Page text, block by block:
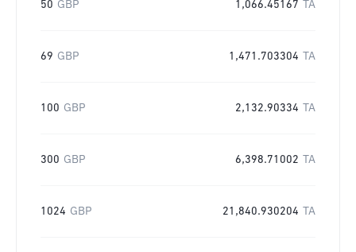
50 GBP 1,066.45167 TA
69 GBP 1,471.703304 TA
100 GBP 2,132.90334 TA
300 GBP 6,398.71002 TA
1024 GBP 21,840.930204 TA